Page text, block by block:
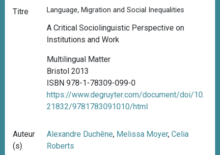
Titre Language, Migration and Social Inequalities
A Critical Sociolinguistic Perspective on
Institutions and Work
Multilingual Matter
Bristol 2013
ISBN 978-1-78309-099-0
https://www.degruyter.com/document/doi/10.
21832/9781783091010/html
Auteur
(s)
Alexandre Duchêne, Melissa Moyer,Celia
Roberts